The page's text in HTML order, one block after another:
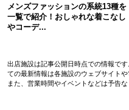
メンズファッションの系統13種を
一覧で紹介！おしゃれな着こなし
やコーデ...
出店施設は記事公開日時点での情報で
ての最新情報は各施設のウェブサイトや
また、営業時間やイベントなどは予告